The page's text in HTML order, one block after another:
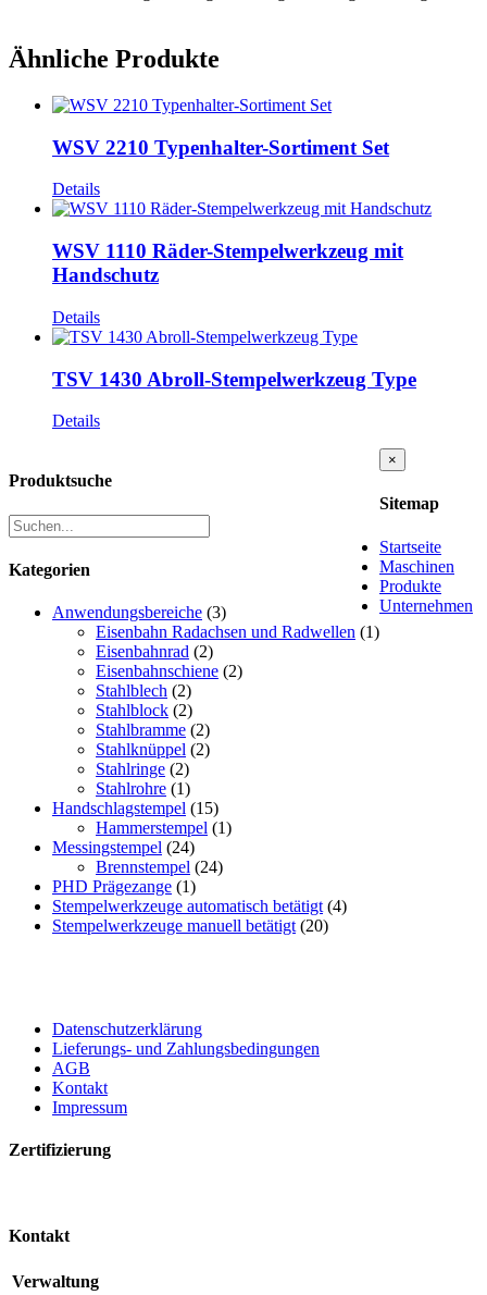
Ähnliche Produkte
WSV 2210 Typenhalter-Sortiment Set
Details
WSV 1110 Räder-Stempelwerkzeug mit
Handschutz
Details
TSV 1430 Abroll-Stempelwerkzeug Type
Details
Produktsuche
Kategorien
Anwendungsbereiche (3)
Eisenbahn Radachsen und Radwellen (1)
Eisenbahnrad (2)
Eisenbahnschiene (2)
Stahlblech (2)
Stahlblock (2)
Stahlbramme (2)
Stahlknüppel (2)
Stahlringe (2)
Stahlrohre (1)
Handschlagstempel (15)
Hammerstempel (1)
Messingstempel (24)
Brennstempel (24)
PHD Prägezange (1)
Stempelwerkzeuge automatisch betätigt (4)
Stempelwerkzeuge manuell betätigt (20)
Close
product
view
×
Sitemap
Startseite
Maschinen
Produkte
Unternehmen
Datenschutzerklärung
Lieferungs- und Zahlungsbedingungen
AGB
Kontakt
Impressum
Zertifizierung
Kontakt
Verwaltung